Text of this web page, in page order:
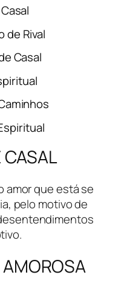
de Rival
Casal
CASAL
amor que está se
pelo motivo de